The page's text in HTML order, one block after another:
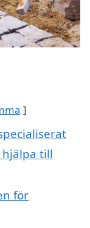
till
för